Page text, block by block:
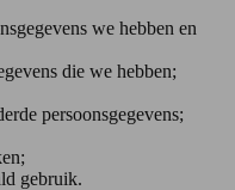
we hebben en
die we hebben;
persoonsgegevens;
gebruik.